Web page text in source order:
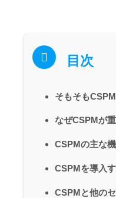
目次
そもそも
なぜCSPMが
CSPMの主な
CSPMを導入
CSPMと他の